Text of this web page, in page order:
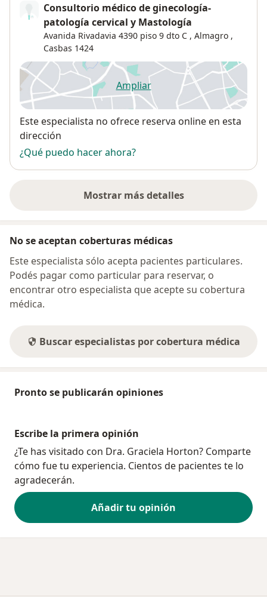
Consultorio médico de ginecología-
patología cervical y Mastología
Avanida Rivadavia 4390 piso 9 dto C , Almagro ,
Casbas 1424
Ampliarse abre en una nueva
Disponibilidad
Este especialista no ofrece reserva online en esta
dirección
¿Qué puedo hacer ahora?
Mostrar más detalles
sobre la dirección
No se aceptan coberturas médicas
Este especialista sólo acepta pacientes particulares.
Podés pagar como particular para reservar, o
encontrar otro especialista que acepte su cobertura
médica.
Buscar especialistas por cobertura médica
Pronto se publicarán opiniones
Escribe la primera opinión
¿Te has visitado con Dra. Graciela Horton? Comparte
cómo fue tu experiencia. Cientos de pacientes te lo
agradecerán.
Añadir tu opinión